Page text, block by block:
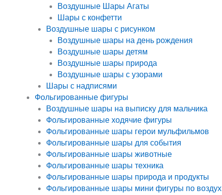
Воздушные Шары Агаты
Шары с конфетти
Воздушные шары с рисунком
Воздушные шары на день рождения
Воздушные шары детям
Воздушные шары природа
Воздушные шары с узорами
Шары с надписями
Фольгированные фигуры
Воздушные шары на выписку для мальчика
Фольгированные ходячие фигуры
Фольгированные шары герои мульфильмов
Фольгированные шары для события
Фольгированные шары животные
Фольгированные шары техника
Фольгированные шары природа и продукты
Фольгированные шары мини фигуры по воздух